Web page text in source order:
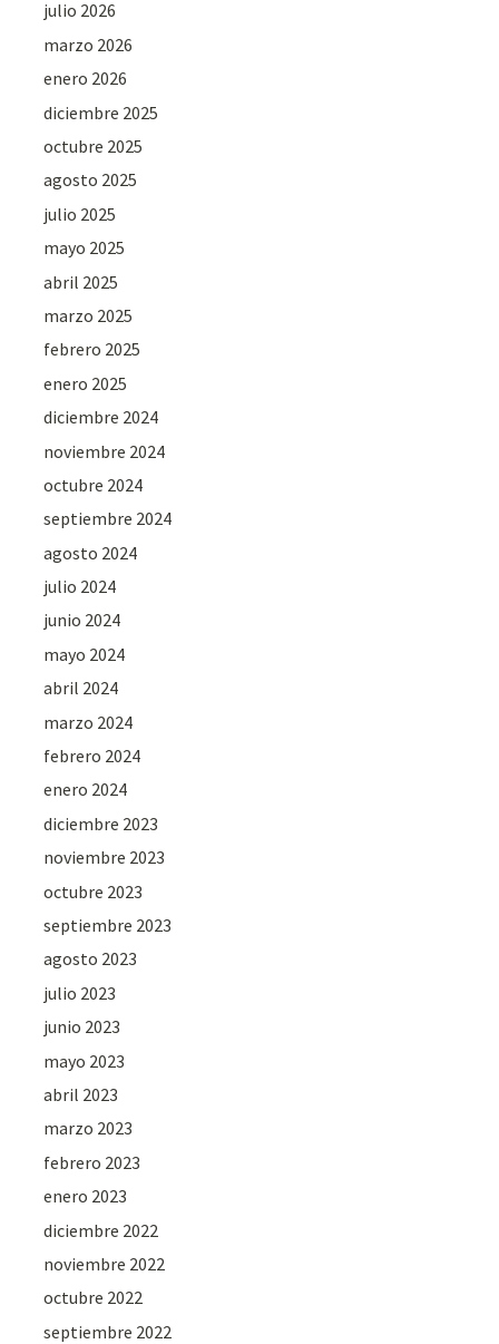
julio 2026
marzo 2026
enero 2026
diciembre 2025
octubre 2025
agosto 2025
julio 2025
mayo 2025
abril 2025
marzo 2025
febrero 2025
enero 2025
diciembre 2024
noviembre 2024
octubre 2024
septiembre 2024
agosto 2024
julio 2024
junio 2024
mayo 2024
abril 2024
marzo 2024
febrero 2024
enero 2024
diciembre 2023
noviembre 2023
octubre 2023
septiembre 2023
agosto 2023
julio 2023
junio 2023
mayo 2023
abril 2023
marzo 2023
febrero 2023
enero 2023
diciembre 2022
noviembre 2022
octubre 2022
septiembre 2022